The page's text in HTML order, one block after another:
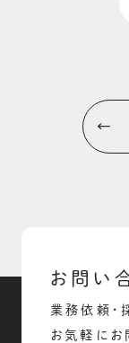
お問い
業務依頼・
お気軽にお